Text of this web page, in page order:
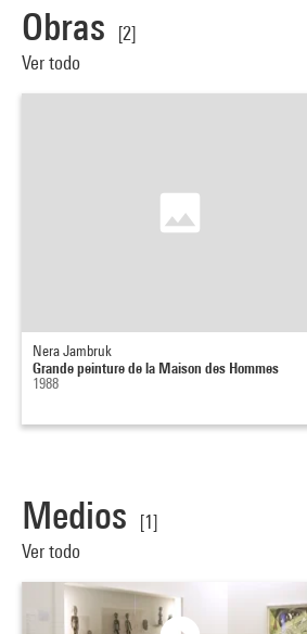
Obras
[2]
Ver todo
Nera Jambruk
Grande peinture de la Maison des Hommes
1988
Medios
[1]
Ver todo